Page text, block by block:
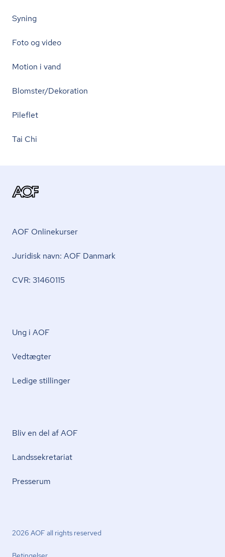
Syning
Foto og video
Motion i vand
Blomster/Dekoration
Pileflet
Tai Chi
AOF Onlinekurser
Juridisk navn: AOF Danmark
CVR: 31460115
Ung i AOF
Vedtægter
Ledige stillinger
Bliv en del af AOF
Lands­se­kre­ta­ri­at
Presserum
2026 AOF all rights reserved